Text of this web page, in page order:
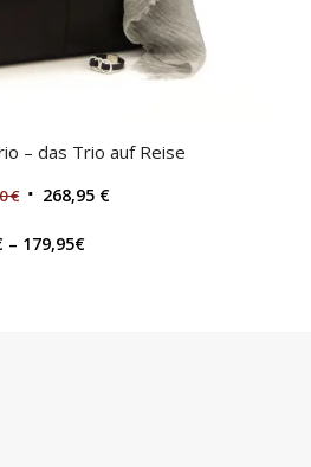
– das Trio auf Reise
€ 268,95 €
– 179,95€